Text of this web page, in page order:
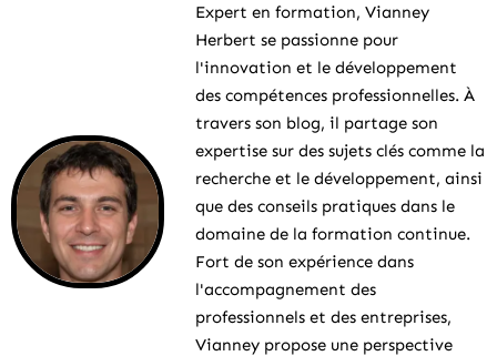
Expert en formation, Vianney
Herbert se passionne pour
l'innovation et le développement
des compétences professionnelles. À
travers son blog, il partage son
expertise sur des sujets clés comme la
recherche et le développement, ainsi
que des conseils pratiques dans le
domaine de la formation continue.
Fort de son expérience dans
l'accompagnement des
professionnels et des entreprises,
Vianney propose une perspective